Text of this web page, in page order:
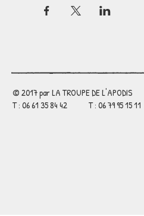
© 2017 par LA TROUPE DE
T : 06 61 35 84 42 T : 06 79 95